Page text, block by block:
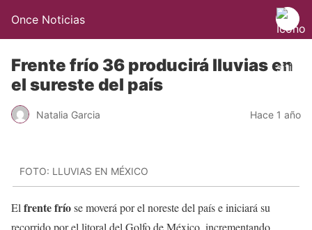
Once Noticias
Frente frío 36 producirá lluvias en
el sureste del país
Natalia Garcia Hace 1 año
FOTO: LLUVIAS EN MÉXICO
El frente fríose moverá por el noreste del país e iniciará su
recorrido por el litoral del Golfo de México, incrementando